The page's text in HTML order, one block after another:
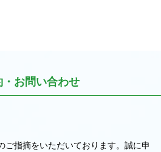
・お問い合わせ
ご指摘をいただいております。誠に申